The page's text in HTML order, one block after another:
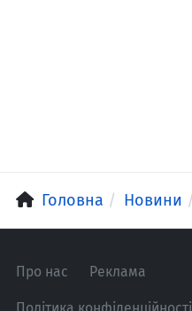
Головна Новини
Про нас Реклама
Політика конфіденційності